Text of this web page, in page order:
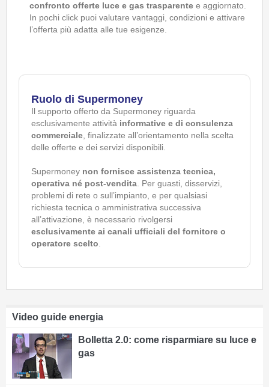
confronto offerte luce e gas trasparente e aggiornato.
In pochi click puoi valutare vantaggi, condizioni e attivare
l’offerta più adatta alle tue esigenze.
Ruolo di Supermoney
Il supporto offerto da Supermoney riguarda
esclusivamente attività informative e di consulenza
commerciale , finalizzate all’orientamento nella scelta
delle offerte e dei servizi disponibili.
Supermoney non fornisce assistenza tecnica,
operativa né post-vendita . Per guasti, disservizi,
problemi di rete o sull’impianto, e per qualsiasi
richiesta tecnica o amministrativa successiva
all’attivazione, è necessario rivolgersi
esclusivamente ai canali ufficiali del fornitore o
operatore scelto
Video guide energia
Bolletta 2.0: come risparmiare su luce e
gas